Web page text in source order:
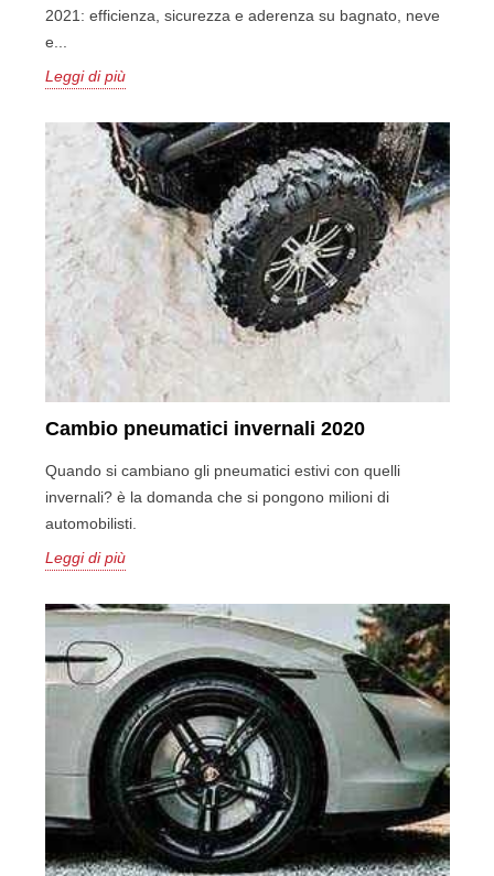
2021: efficienza, sicurezza e aderenza su bagnato, neve
e...
Leggi di più
Cambio pneumatici invernali 2020
Quando si cambiano gli pneumatici estivi con quelli
invernali? è la domanda che si pongono milioni di
automobilisti.
Leggi di più